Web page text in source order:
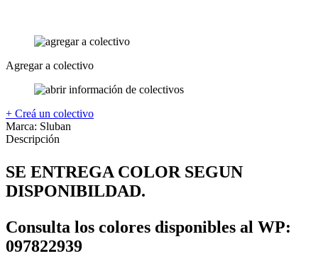
Agregar a colectivo
+ Creá un colectivo
Marca: Sluban
Descripción
SE ENTREGA COLOR SEGUN
DISPONIBILDAD.
Consulta los colores disponibles al WP:
097822939